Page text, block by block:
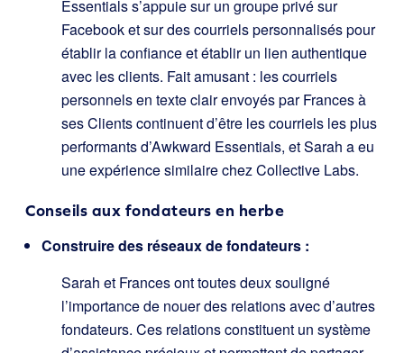
Essentials s’appuie sur un groupe privé sur
Facebook et sur des courriels personnalisés pour
établir la confiance et établir un lien authentique
avec les clients. Fait amusant : les courriels
personnels en texte clair envoyés par Frances à
ses Clients continuent d’être les courriels les plus
performants d’Awkward Essentials, et Sarah a eu
une expérience similaire chez Collective Labs.
Conseils aux fondateurs en herbe
Construire des réseaux de fondateurs :
Sarah et Frances ont toutes deux souligné
l’importance de nouer des relations avec d’autres
fondateurs. Ces relations constituent un système